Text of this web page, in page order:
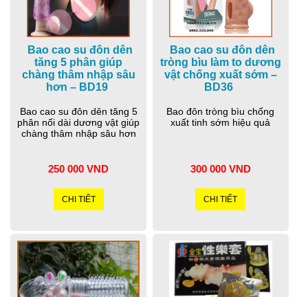
Bao cao su đôn dên
tăng 5 phân giúp
chàng thâm nhập sâu
hơn – BD19
Bao cao su đôn dên tăng 5
phân nối dài dương vật giúp
chàng thâm nhập sâu hơn
250 000 VND
CHI TIẾT
Bao cao su đôn dên
tròng bìu làm to dương
vật chống xuất sớm –
BD36
Bao đôn tròng bìu chống
xuất tinh sớm hiệu quả
300 000 VND
CHI TIẾT